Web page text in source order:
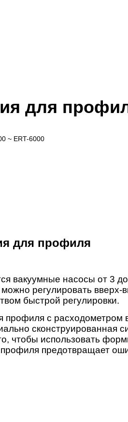
для
~ ERT-6000
для профиля
вакуумные насосы от 3
регулировать
быстрой регулировки.
с расходометром
сконструированная
чтобы использовать
предотвращает